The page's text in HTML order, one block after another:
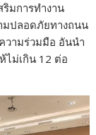
มการทำงาน
มปลอดภัยทางถนน
วามร่วมมือ อันนำ
ไม่เกิน 12 ต่อ